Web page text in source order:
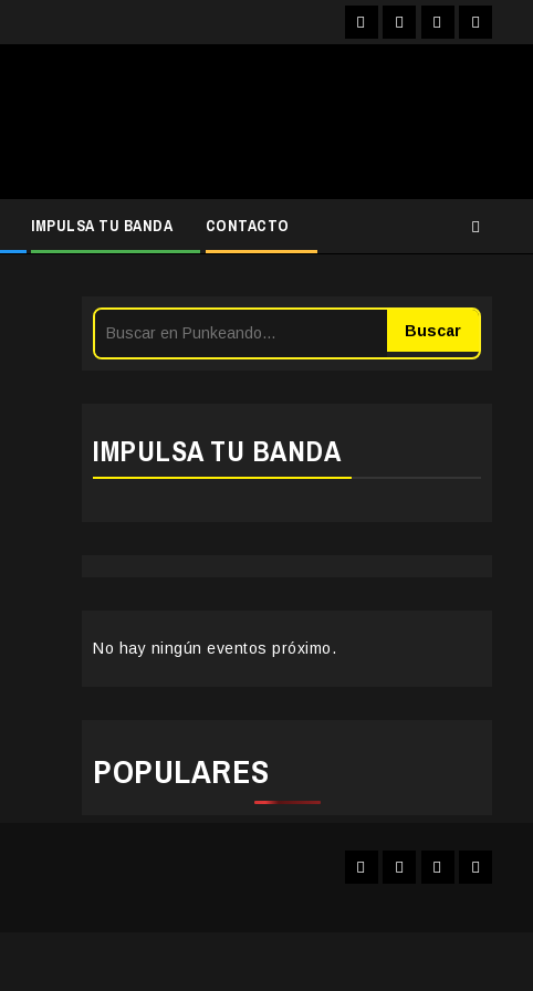
FacebookInstagram
YouTubeTwitter
IMPULSA TU BANDA CONTACTO
Buscar
IMPULSA TU BANDA
No hay ningún eventos próximo.
POPULARES
FacebookInstagram
YouTubeTwitter